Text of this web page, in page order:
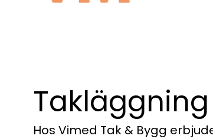
Hos Vimed Tak & Bygg